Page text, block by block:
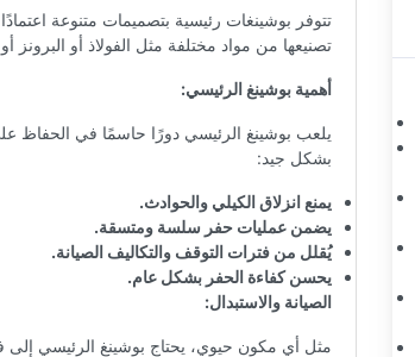
تتوفر بوشينغات رئيسية بتصميمات متنوعة
تصنيعها من مواد مختلفة مثل الفولاذ أو البرونز
أهمية بوشينغ الرئيسي:
يلعب بوشينغ الرئيسي دورًا حاسمًا في الحفاظ
بشكل جيد:
يمنع انزلاق الكيلي والحوادث.
يضمن عمليات حفر سلسة ومتسقة.
يُقلل من فترات التوقف والتكاليف الصيانة.
يحسن كفاءة الحفر بشكل عام.
الصيانة والاستبدال:
مثل أي مكون حيوي، يحتاج بوشينغ الرئيسي